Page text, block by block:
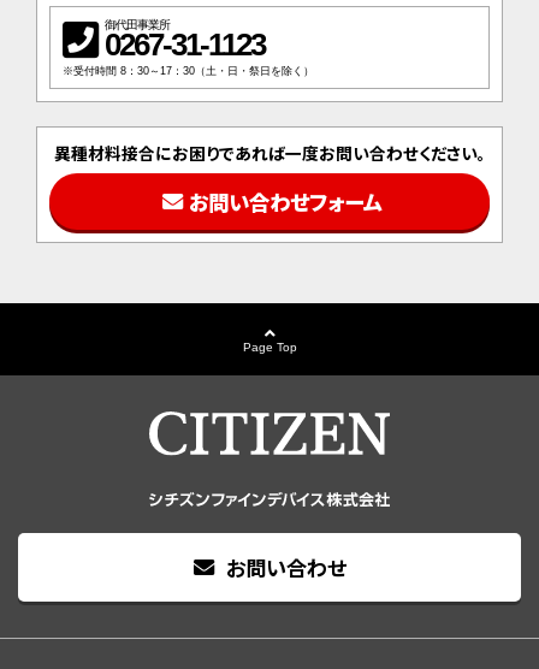
御代田事業所
0267-31-1123
※受付時間 8：30～17：30（土・日・祭日を除く）
異種材料接合にお困りであれば一度お問い合わせください。
お問い合わせフォーム
Page Top
お問い合わせ